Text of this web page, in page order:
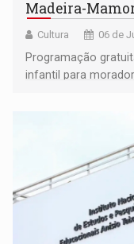
Madeira-
Cultura 06 de
Programação
infantil para